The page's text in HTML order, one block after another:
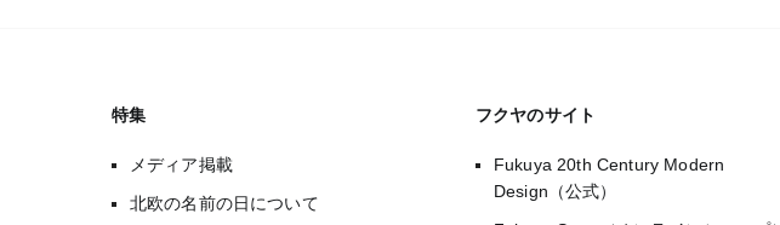
特集
メディア掲載
北欧の名前の日について
フクヤのサイト
Fukuya 20th Century Modern
Design（公式）